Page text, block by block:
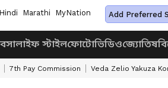
Hindi Marathi MyNation Add Preferred
লাইফ স্টাইলফোটোভিডিওজ্যোতিষ
7th Pay Commission Veda Zelio Yakuza